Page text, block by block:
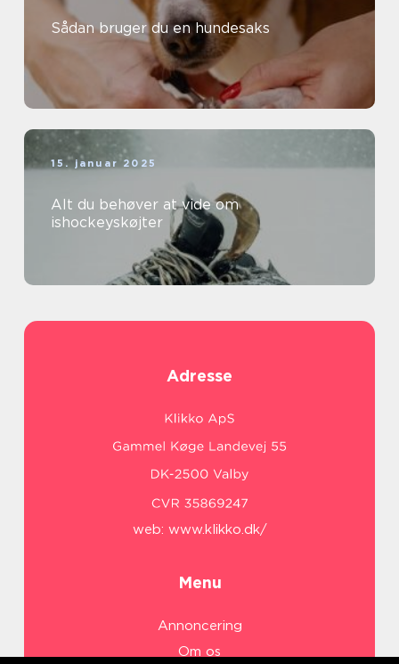
Sådan bruger du en hundesaks
15. januar 2025
Alt du behøver at vide om
ishockeyskøjter
Adresse
web: www.klikko.dk/
Menu
Annoncering
Om os